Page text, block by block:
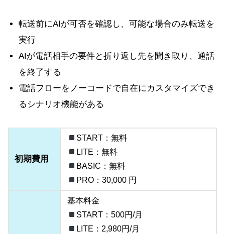
転送前にAIが可否を確認し、可能な場合のみ転送を
実行
AIが電話相手の要件と折り返し先を聞き取り、通話
を終了する
電話フローをノーコードで自在にカスタマイズでき
るシナリオ機能がある
初期費用
START：無料
LITE：無料
BASIC：無料
PRO：30,000 円
基本料金
START：500円/月
LITE：2,980円/月